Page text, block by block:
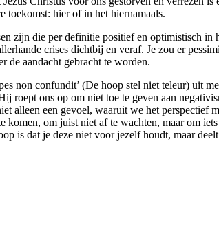
toekomst: hier of in het hiernamaals.
zijn die per definitie positief en optimistisch
crises dichtbij en veraf. Je zou er
de aandacht gebracht te worden.
non confundit’ (De hoop stel niet teleur) uit
roept ons op om niet toe te geven aan
alleen een gevoel, waaruit we het perspectief
om juist niet af te wachten, maar om
is dat je deze niet voor jezelf houdt, maar